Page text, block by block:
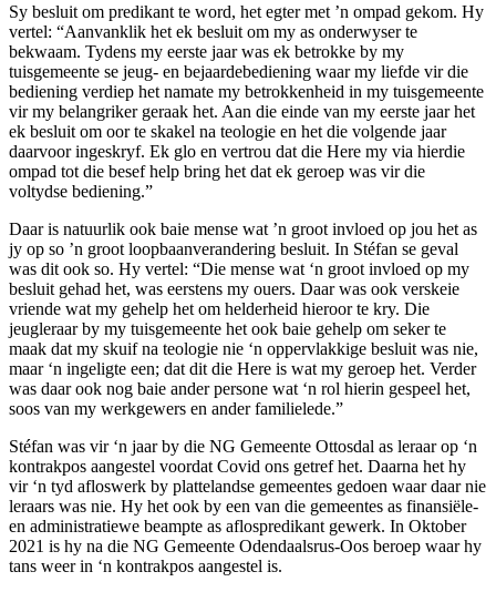
Sy besluit om predikant te word, het egter met ’n ompad gekom. Hy
vertel: “Aanvanklik het ek besluit om my as onderwyser te
bekwaam. Tydens my eerste jaar was ek betrokke by my
tuisgemeente se jeug- en bejaardebediening waar my liefde vir die
bediening verdiep het namate my betrokkenheid in my tuisgemeente
vir my belangriker geraak het. Aan die einde van my eerste jaar het
ek besluit om oor te skakel na teologie en het die volgende jaar
daarvoor ingeskryf. Ek glo en vertrou dat die Here my via hierdie
ompad tot die besef help bring het dat ek geroep was vir die
voltydse bediening.”
Daar is natuurlik ook baie mense wat ’n groot invloed op jou het as
jy op so ’n groot loopbaanverandering besluit. In Stéfan se geval
was dit ook so. Hy vertel: “Die mense wat ‘n groot invloed op my
besluit gehad het, was eerstens my ouers. Daar was ook verskeie
vriende wat my gehelp het om helderheid hieroor te kry. Die
jeugleraar by my tuisgemeente het ook baie gehelp om seker te
maak dat my skuif na teologie nie ‘n oppervlakkige besluit was nie,
maar ‘n ingeligte een; dat dit die Here is wat my geroep het. Verder
was daar ook nog baie ander persone wat ‘n rol hierin gespeel het,
soos van my werkgewers en ander familielede.”
Stéfan was vir ‘n jaar by die NG Gemeente Ottosdal as leraar op ‘n
kontrakpos aangestel voordat Covid ons getref het. Daarna het hy
vir ‘n tyd afloswerk by plattelandse gemeentes gedoen waar daar nie
leraars was nie. Hy het ook by een van die gemeentes as finansiële-
en administratiewe beampte as aflospredikant gewerk. In Oktober
2021 is hy na die NG Gemeente Odendaalsrus-Oos beroep waar hy
tans weer in ‘n kontrakpos aangestel is.